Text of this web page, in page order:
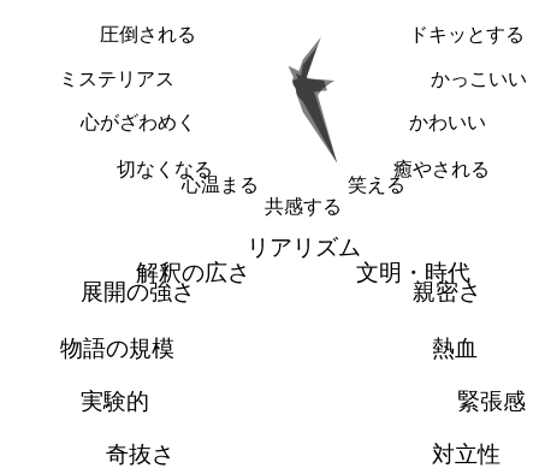
ドキッとする
かっこいい
かわいい
癒やされる
笑える
共感する
心温まる
切なくなる
心がざわめく
ミステリアス
圧倒される
リアリズム
文明・時代
親密さ
熱血
緊張感
対立性
奇抜さ
実験的
物語の規模
展開の強さ
解釈の広さ